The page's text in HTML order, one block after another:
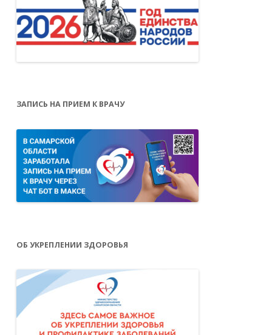
ЗАПИСЬ НА ПРИЕМ К ВРАЧУ
ОБ УКРЕПЛЕНИИ ЗДОРОВЬЯ